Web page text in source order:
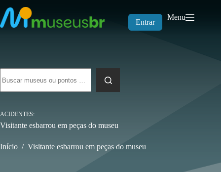
para
o
conteúdo
Entrar
Menu
resultados
ACIDENTES
Visitante esbarrou em peças do museu
Início / Visitante esbarrou em peças do museu